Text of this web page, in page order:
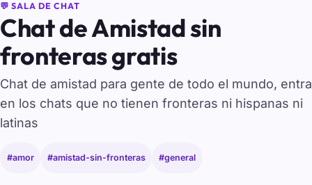
💬 SALA DE CHAT
Chat de Amistad sin
fronteras gratis
Chat de amistad para gente de todo el mundo, entra
en los chats que no tienen fronteras ni hispanas ni
latinas
#amor #amistad-sin-fronteras #general